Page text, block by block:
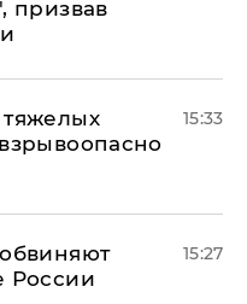
призвав
15:33
России
15:27